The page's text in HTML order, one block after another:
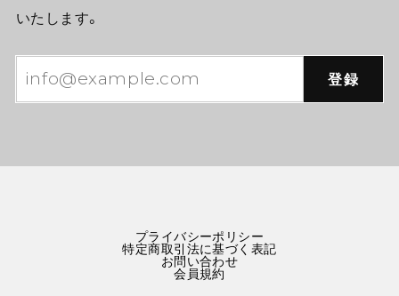
いたします。
登録
プライバシーポリシー
特定商取引法に基づく表記
お問い合わせ
会員規約